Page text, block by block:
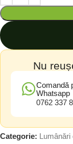
Nu
Comandă
Whatsapp
0762 337
Categorie: Lumânări